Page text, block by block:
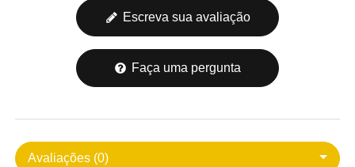
Escreva sua avaliação
Faça uma pergunta
Avaliações (0)